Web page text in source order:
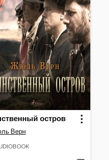
остров
Верн